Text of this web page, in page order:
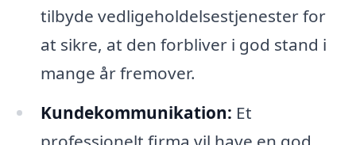
tilbyde vedligeholdelsestjenester for
at sikre, at den forbliver i god stand i
mange år fremover.
Kundekommunikation: Et